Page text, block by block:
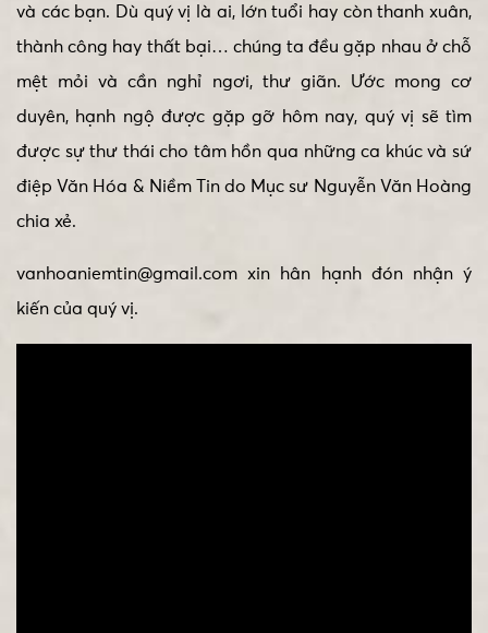
và các bạn. Dù quý vị là ai, lớn tuổi hay còn thanh xuân,
thành công hay thất bại… chúng ta đều gặp nhau ở chỗ
mệt mỏi và cần nghỉ ngơi, thư giãn. Ước mong cơ
duyên, hạnh ngộ được gặp gỡ hôm nay, quý vị sẽ tìm
được sự thư thái cho tâm hồn qua những ca khúc và sứ
điệp Văn Hóa & Niềm Tin do Mục sư Nguyễn Văn Hoàng
chia xẻ.
vanhoaniemtin@gmail.com xin hân hạnh đón nhận ý
kiến của quý vị.